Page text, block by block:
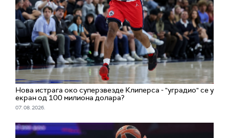
Нова истрага око суперзвезде Клиперса - "уградио" се у
екран од 100 милиона долара?
07. 08. 2026.